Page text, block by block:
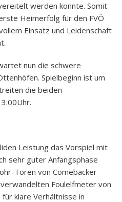
werden konnte. Somit
Heimerfolg für den FVÖ
Einsatz und Leidenschaft
nun die schwere
Spielbeginn ist um
die beiden
Leistung das Vorspiel mit
sehr guter Anfangsphase
Toren von Comebacker
Foulelfmeter von
klare Verhältnisse in